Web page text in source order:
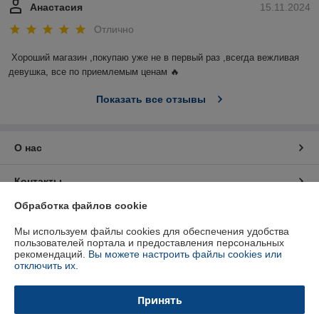
15.11.2024
Анастасия
Отлично
Хороший магазин ,покупаю уже не в первый раз ,всегда вежливая
девушка, все по приемлемым ценам 🔥
Показать все отзывы
О нас
Контакты
Доставка и оплата
График работы
Обработка файлов cookie
Мы используем файлы cookies для обеспечения удобства
пользователей портала и предоставления персональных
рекомендаций. Вы можете настроить файлы cookies или
отключить их.
Принять